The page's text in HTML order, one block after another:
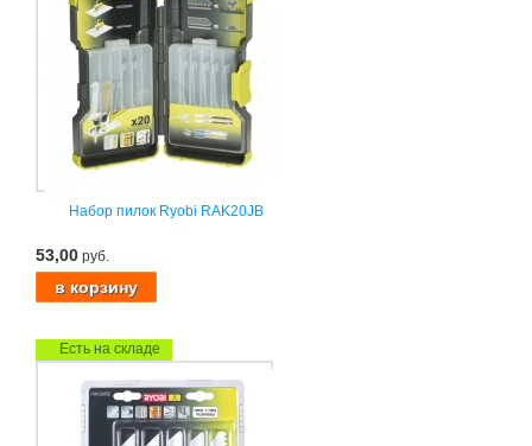
Набор пилок Ryobi RAK20JB
53,00 руб.
Есть на складе